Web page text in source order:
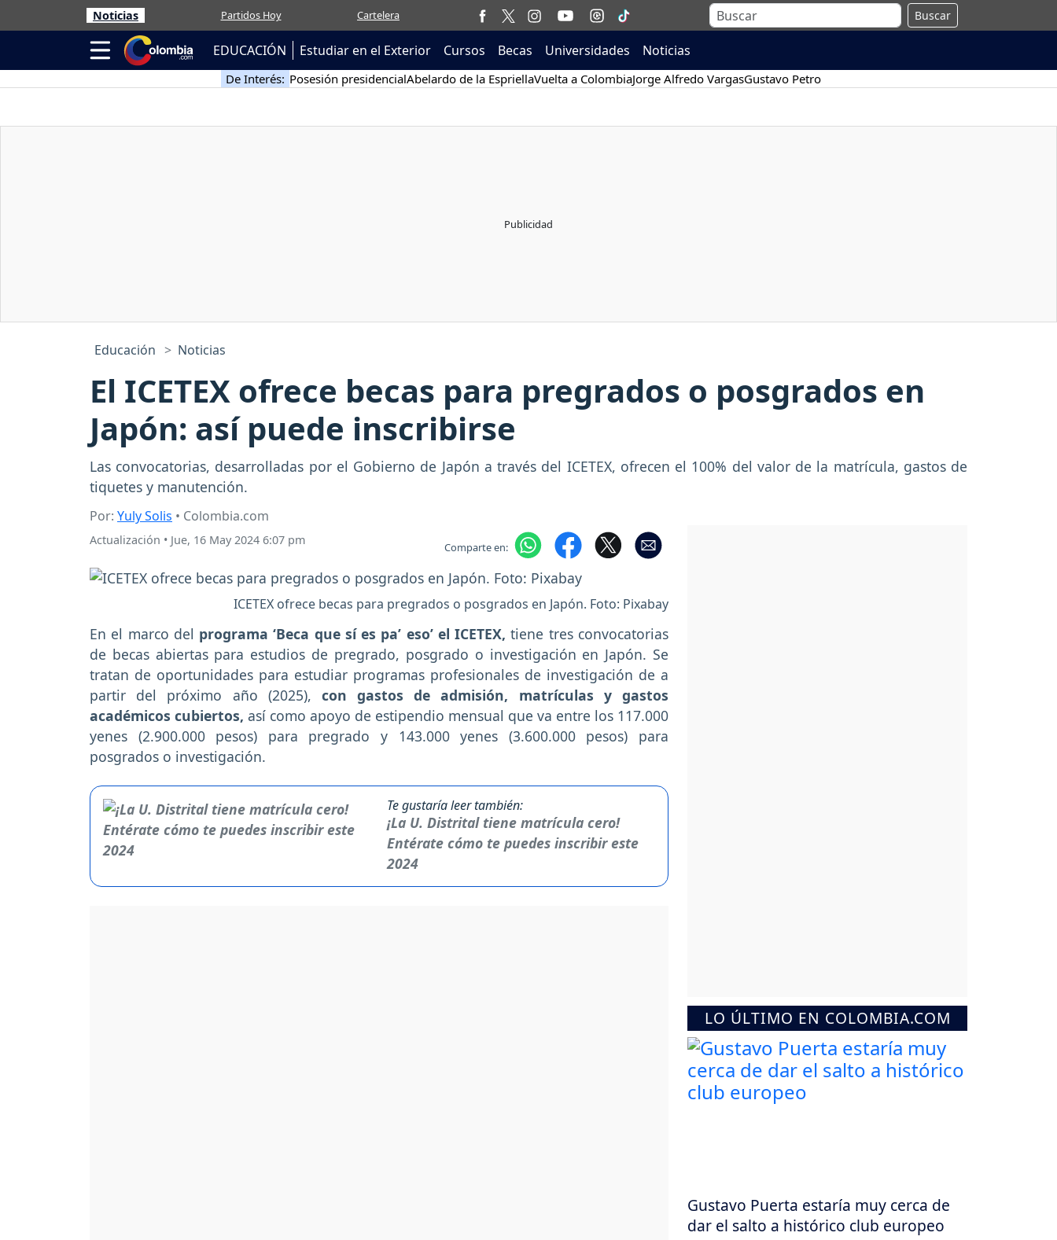
Noticias Partidos Hoy Cartelera Buscar
EDUCACIÓN Estudiar en el Exterior Cursos Becas Universidades Noticias
De Interés: Posesión presidencialAbelardo de la EspriellaVuelta a ColombiaJorge Alfredo VargasGustavo Petro
Educación Noticias
El ICETEX ofrece becas para pregrados o posgrados en
Japón: así puede inscribirse
Las convocatorias, desarrolladas por el Gobierno de Japón a través del ICETEX, ofrecen el 100% del valor de la matrícula, gastos de
tiquetes y manutención.
Por: Yuly Solis • Colombia.com
Actualización • Jue, 16 May 2024 6:07 pm Comparte en:
ICETEX ofrece becas para pregrados o posgrados en Japón. Foto: Pixabay
En el marco del programa ‘Beca que sí es pa’ eso’ el ICETEX,tiene tres convocatorias
de becas abiertas para estudios de pregrado, posgrado o investigación en Japón. Se
tratan de oportunidades para estudiar programas profesionales de investigación de a
partir del próximo año (2025), con gastos de admisión, matrículas y gastos
académicos cubiertos, así como apoyo de estipendio mensual que va entre los 117.000
yenes (2.900.000 pesos) para pregrado y 143.000 yenes (3.600.000 pesos) para
posgrados o investigación.
Te gustaría leer también:
¡La U. Distrital tiene matrícula cero!
Entérate cómo te puedes inscribir este
2024
LO ÚLTIMO EN COLOMBIA.COM
Gustavo Puerta estaría muy cerca de
dar el salto a histórico club europeo